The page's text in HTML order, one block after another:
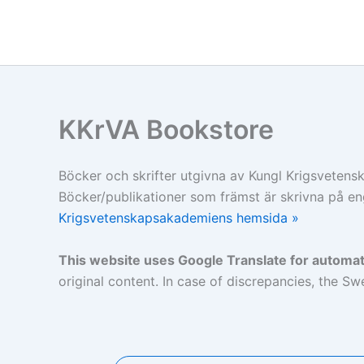
KKrVA Bookstore
Böcker och skrifter utgivna av Kungl
Böcker/publikationer som främst är skrivna på
Krigsvetenskapsakademiens hemsida »
This website uses Google Translate for
original content. In case of discrepancies, the